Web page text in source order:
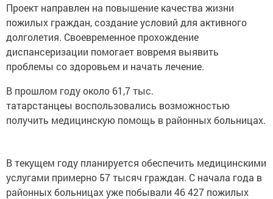
Проект направлен на повышение качества жизни
пожилых граждан, создание условий для активного
долголетия. Своевременное прохождение
диспансеризации помогает вовремя выявить
проблемы со здоровьем и начать лечение.
В прошлом году около 61,7 тыс.
татарстанцеы воспользовались возможностью
получить медицинскую помощь в районных больницах.
В текущем году планируется обеспечить медицинскими
услугами примерно 57 тысяч граждан. С начала года в
районных больницах уже побывали 46 427 пожилых